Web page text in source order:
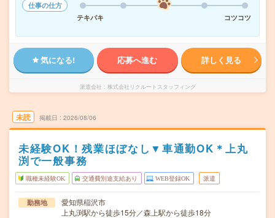
仕事の仕方
テキパキ
コツコツ
気になる! 応募へ進む 詳しく見る
派遣会社 株式会社リクルートスタッフィング
未読 掲載日 2026/08/06
未経験OK！残業ほぼなし▼車通勤OK＊上丸
渕で一般事務
職種未経験OK 交通費別途支給あり WEB登録OK 派遣
勤務地
愛知県稲沢市
上丸渕駅から徒歩15分／森上駅から徒歩18分